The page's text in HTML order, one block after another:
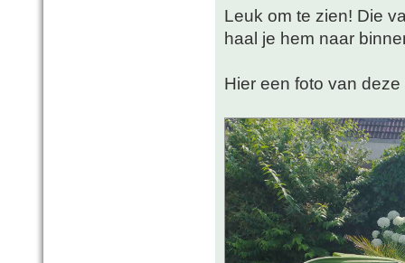
Leuk om te zien! Die
haal je hem naar
Hier een foto van